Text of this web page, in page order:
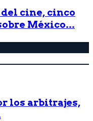
cine, cinco
México...
los arbitrajes,